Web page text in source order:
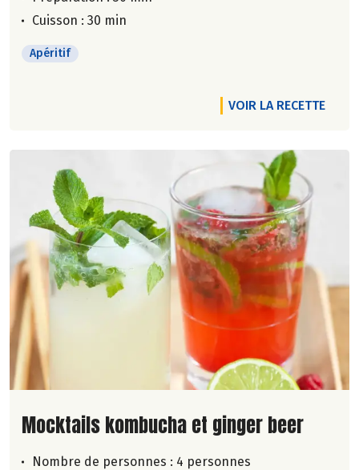
Cuisson : 30 min
Apéritif
VOIR LA RECETTE
Lire la suite de la recette
Mocktails kombucha et ginger beer
Nombre de personnes : 4 personnes